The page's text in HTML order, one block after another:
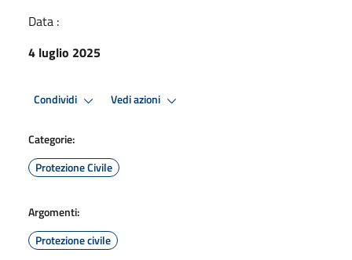
Data :
4 luglio 2025
Condividi Vedi azioni
Categorie:
Protezione Civile
Argomenti:
Protezione civile